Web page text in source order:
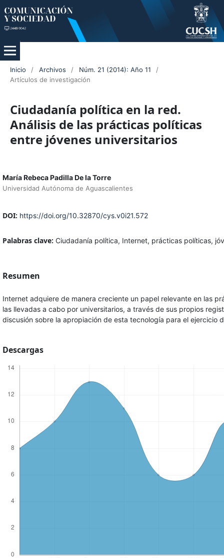
Inicio / Archivos / Núm. 21 (2014): Año 11
/
Artículos de investigación
Ciudadanía política en la red.
Análisis de las prácticas políticas
entre jóvenes universitarios
María Rebeca Padilla De la Torre
Universidad Autónoma de Aguascalientes
DOI: https://doi.org/10.32870/cys.v0i21.572
Palabras clave: Ciudadanía política, Internet, prácticas políticas,
Resumen
Internet adquiere de manera creciente un papel relevante en las
las llevadas a cabo por universitarios, a través de sus propios
discusión sobre la apropiación de esta tecnología para el ejercicio
Descargas